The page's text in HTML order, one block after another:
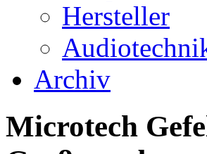
Hersteller
Archiv
Microtech